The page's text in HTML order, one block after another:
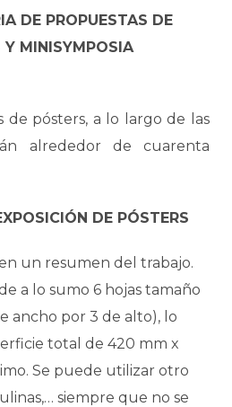
DE PROPUESTAS DE
Y MINISYMPOSIA
de pósters, a lo largo de las
alrededor de cuarenta
DE PÓSTERS
un resumen del trabajo.
a lo sumo 6 hojas tamaño
ancho por 3 de alto), lo
total de 420 mm x
Se puede utilizar otro
siempre que no se